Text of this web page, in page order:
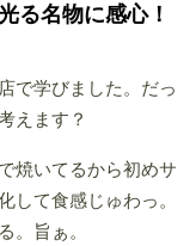
る名物に感心！
で学びました。だっ
えます？
焼いてるから初めサ
して食感じゅわっ。
。旨ぁ。